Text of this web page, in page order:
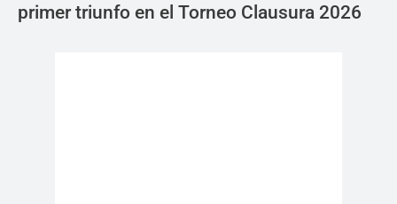
primer triunfo en el Torneo Clausura 2026